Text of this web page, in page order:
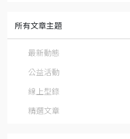
所有文章主題
最新動態
公益活動
線上型錄
精選文章